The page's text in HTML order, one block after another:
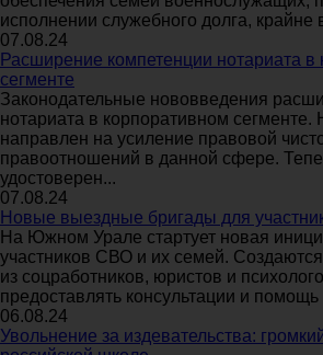
исполнении служебного долга,
07.08.24
Расширение компетенции нотариата в
сегменте
Законодательные нововведения
нотариата в корпоративном сегменте.
направлен на усиление правовой
правоотношений в данной сфере.
удостоверен...
07.08.24
Новые выездные бригады для
На Южном Урале стартует новая
участников СВО и их семей.
из соцработников, юристов и
предоставлять консультации и
06.08.24
Увольнение за издевательства: